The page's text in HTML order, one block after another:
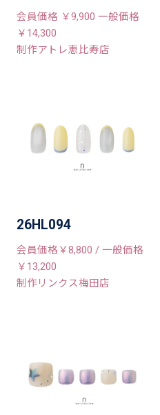
会員価格 ￥9,900 一般価格
￥14,300
制作アトレ恵比寿店
26HL094
会員価格￥8,800 / 一般価格
￥13,200
制作リンクス梅田店